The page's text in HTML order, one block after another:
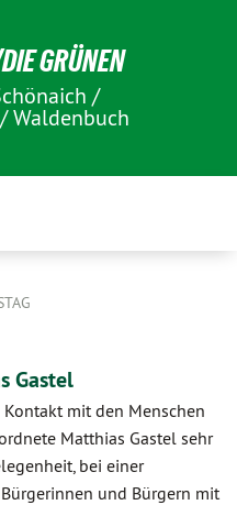
GRÜNEN
/
Waldenbuch
Gastel
mit den Menschen
Matthias Gastel sehr
bei einer
und Bürgern mit